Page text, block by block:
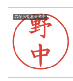
のから始まる名字